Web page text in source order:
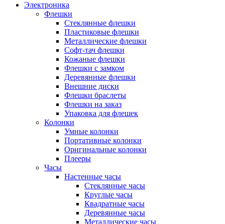
Электроника
Флешки
Стеклянные флешки
Пластиковые флешки
Металлические флешки
Софт-тач флешки
Кожаные флешки
Флешки с замком
Деревянные флешки
Внешние диски
Флешки браслеты
Флешки на заказ
Упаковка для флешек
Колонки
Умные колонки
Портативные колонки
Оригинальные колонки
Плееры
Часы
Настенные часы
Стеклянные часы
Круглые часы
Квадратные часы
Деревянные часы
Металлические часы